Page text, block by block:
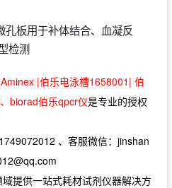
板用于补体结合、血凝反
检测
|伯乐电泳槽1658001| 伯
biorad伯乐qpcr仪是专业的授权
、客服微信：jinshan
提供一站式耗材试剂仪器解决方